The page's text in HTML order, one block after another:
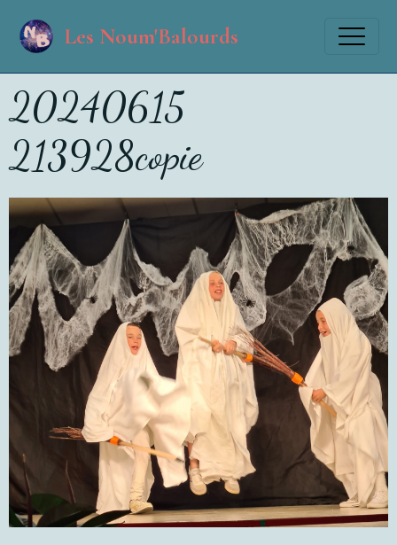
Les Noum'Balourds
20240615
213928copie